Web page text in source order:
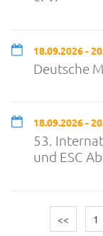
18.09.2026 -
Deutsche
18.09.2026 -
53.
und ESC
<< 1